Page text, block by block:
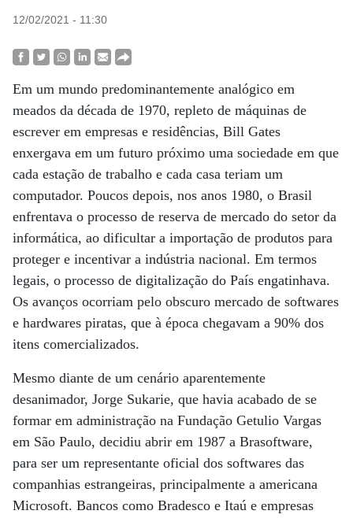
12/02/2021 - 11:30
Em um mundo predominantemente analógico em
meados da década de 1970, repleto de máquinas de
escrever em empresas e residências, Bill Gates
enxergava em um futuro próximo uma sociedade em que
cada estação de trabalho e cada casa teriam um
computador. Poucos depois, nos anos 1980, o Brasil
enfrentava o processo de reserva de mercado do setor da
informática, ao dificultar a importação de produtos para
proteger e incentivar a indústria nacional. Em termos
legais, o processo de digitalização do País engatinhava.
Os avanços ocorriam pelo obscuro mercado de softwares
e hardwares piratas, que à época chegavam a 90% dos
itens comercializados.
Mesmo diante de um cenário aparentemente
desanimador, Jorge Sukarie, que havia acabado de se
formar em administração na Fundação Getulio Vargas
em São Paulo, decidiu abrir em 1987 a Brasoftware,
para ser um representante oficial dos softwares das
companhias estrangeiras, principalmente a americana
Microsoft. Bancos como Bradesco e Itaú e empresas